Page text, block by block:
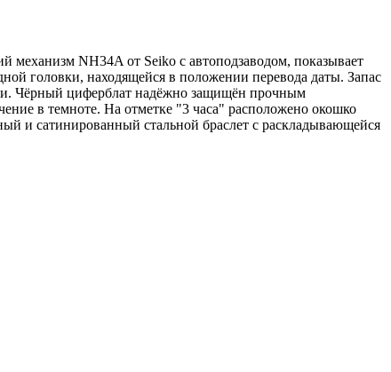
NH34A от Seiko с автоподзаводом, показывает
головки, находящейся в положении перевода даты. Запас
Чёрный циферблат надёжно защищён прочным
в темноте. На отметке "3 часа" расположено окошко
и сатинированный стальной браслет с раскладывающейся